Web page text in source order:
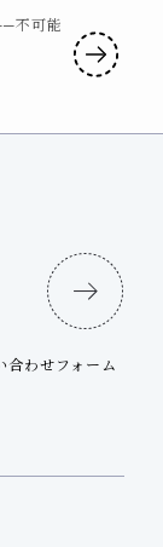
不可能
わせフォーム